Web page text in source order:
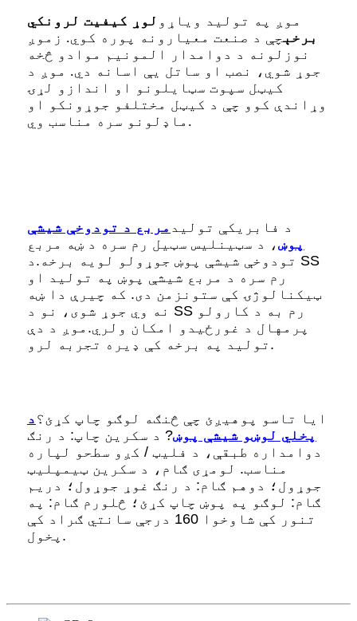
موږ په تولید ویاړو لوړ کیفیت لرونکي
برخېچې د صنعت معیارونه پوره کوي. زموږ
نوزلونه د دوامدار المونیم موادو څخه
جوړ شوي، نصب او ساتل یې اسانه دي. موږ د
کیټل سپوت سټایلونو او اندازو لړۍ
وړاندې کوو چې د کیټل مختلفو جوړونکو او
ماډلونو سره مناسب وي.
د فابریکې تولید مربع د تودوخې شیشې
پوښ ، د سټینلیس سټیل رم سره د ښه مربع
تودوخې شیشې پوښ جوړولو لویه برخه. د SS
رم سره د مربع شیشې پوښ په تولید او
ټیکنالوژۍ کې ستونزمن دی. که چیرې دا ښه
نه وي جوړ شوی، نو د SS رم به د کارولو
پرمهال د غورځیدو امکان ولري. موږ د دې
تولید په برخه کې ډیره تجربه لرو.
ایا تاسو پوهیږئ چې څنګه لوګو چاپ کړئ؟ د
پخلي لوښو شیشې پوښ? د سکرین چاپ: د رنګ
دوامداره طبقې، د فلیټ / کږو سطحو لپاره
مناسب. لومړی ګام، د سکرین ټیمپلیټ
جوړول؛ دوهم ګام: د رنګ غوړ جوړول؛ دریم
ګام: لوګو په پوښ ​​چاپ کړئ؛ څلورم ګام: په
تنور کې شاوخوا 160 درجې سانتي ګراد کې
پخول.